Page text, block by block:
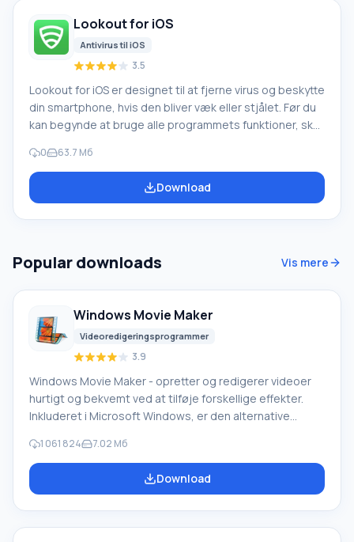
Lookout for iOS
Antivirus til iOS
3.5
Lookout for iOS er designet til at fjerne virus og beskytte
din smartphone, hvis den bliver væk eller stjålet. Før du
kan begynde at bruge alle programmets funktioner, skal
din Lookout-konto. Alt du behøver at gøre er at
downloade Lookout for iOS, og så finder du nemt din
enhed på kortet. Hvis du mister din telefon, men tror
0 63.7 Мб
Download
Popular downloads Vis mere
Windows Movie Maker
Videoredigeringsprogrammer
3.9
Windows Movie Maker - opretter og redigerer videoer
hurtigt og bekvemt ved at tilføje forskellige effekter.
Inkluderet i Microsoft Windows, er den alternative
Live-softwarepakke fra Microsoft. Funktioner i Windows
Movie Maker: Optag video fra forskellige kilder
(videokameraer, mobiltelefoner, digitale videokameraer,
1 061 824 7.02 Мб
Download